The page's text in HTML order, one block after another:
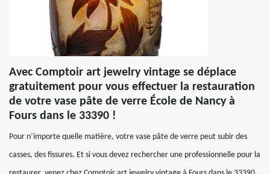
Avec Comptoir art jewelry vintage se déplace
gratuitement pour vous effectuer la restauration
de votre vase pâte de verre École de Nancy à
Fours dans le 33390 !
Pour n’importe quelle matière, votre vase pâte de verre peut subir des
casses, des fissures. Et si vous devez rechercher une professionnelle pour la